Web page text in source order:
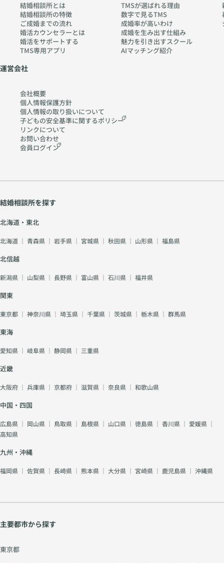
結婚相談所とは
結婚相談所の特徴
ご成婚までの流れ
婚活カウンセラーとは
婚活をサポートする
TMS専用アプリ
TMSが選ばれる理由
数字で見るTMS
成婚率が高いわけ
成婚を生み出す仕組み
魅力を引き出すスクール
AIマッチング紹介
運営会社
会社概要
個人情報保護方針
個人情報の取り扱いについて
子どもの安全基準に関するポリシー
リンクについて
お問い合わせ
会員ログイン
結婚相談所を探す
北海道・東北
北海道 ｜ 青森県 ｜ 岩手県 ｜ 宮城県 ｜ 秋田県 ｜ 山形県 ｜ 福島県
北信越
新潟県 ｜ 山梨県 ｜ 長野県 ｜ 富山県 ｜ 石川県 ｜ 福井県
関東
東京都 ｜ 神奈川県 ｜ 埼玉県 ｜ 千葉県 ｜ 茨城県 ｜ 栃木県 ｜ 群馬県
東海
愛知県 ｜ 岐阜県 ｜ 静岡県 ｜ 三重県
近畿
大阪府 ｜ 兵庫県 ｜ 京都府 ｜ 滋賀県 ｜ 奈良県 ｜ 和歌山県
中国・四国
広島県 ｜ 岡山県 ｜ 鳥取県 ｜ 島根県 ｜ 山口県 ｜ 徳島県 ｜ 香川県 ｜ 愛媛県 ｜
高知県
九州・沖縄
福岡県 ｜ 佐賀県 ｜ 長崎県 ｜ 熊本県 ｜ 大分県 ｜ 宮崎県 ｜ 鹿児島県 ｜ 沖縄県
主要都市から探す
東京都